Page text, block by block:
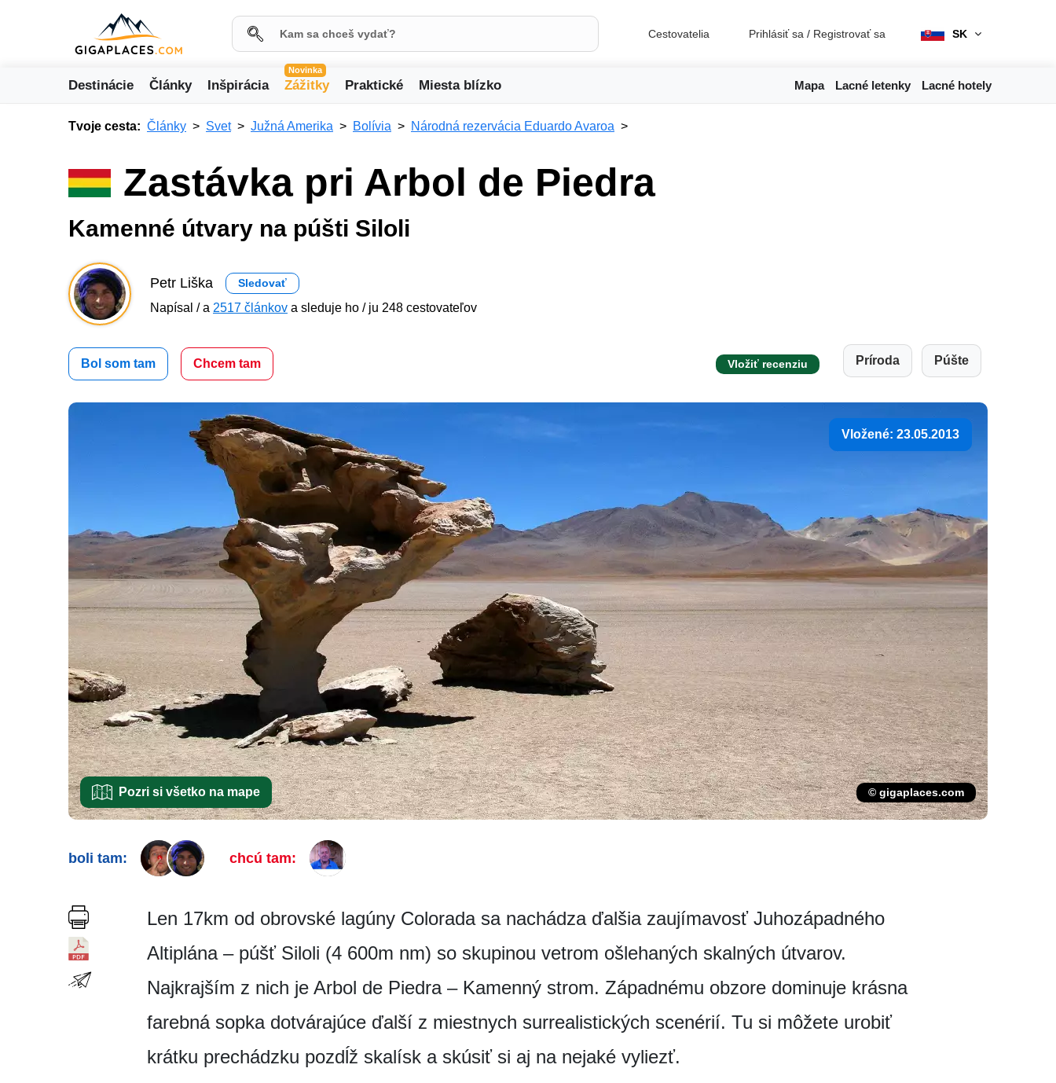
Cestovatelia Prihlásiť sa / Registrovať sa SK
Destinácie Články Inšpirácia
Novinka
Zážitky Praktické Miesta blízko Mapa Lacné letenky Lacné hotely
Tvoje cesta: Články Svet Južná Amerika Bolívia Národná rezervácia Eduardo Avaroa
Zastávka pri Arbol de Piedra
Kamenné útvary na púšti Siloli
Petr Liška Sledovať
Napísal / a 2517 článkov a sleduje ho / ju 248 cestovateľov
Bol som tam Chcem tam Vložiť recenziu Príroda Púšte
Vložené: 23.05.2013
Pozri si všetko na mape © gigaplaces.com
boli tam: chcú tam:
Len 17km od obrovské lagúny Colorada sa nachádza ďalšia zaujímavosť Juhozápadného
Altiplána – púšť Siloli (4 600m nm) so skupinou vetrom ošlehaných skalných útvarov.
Najkrajším z nich je Arbol de Piedra – Kamenný strom. Západnému obzore dominuje krásna
farebná sopka dotvárajúce ďalší z miestnych surrealistických scenérií. Tu si môžete urobiť
krátku prechádzku pozdĺž skalísk a skúsiť si aj na nejaké vyliezť.